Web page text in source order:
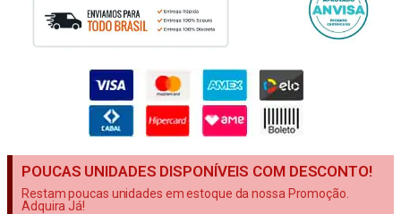
POUCAS UNIDADES DISPONÍVEIS COM DESCONTO!
Restam poucas unidades em estoque da nossa Promoção.
Adquira Já!